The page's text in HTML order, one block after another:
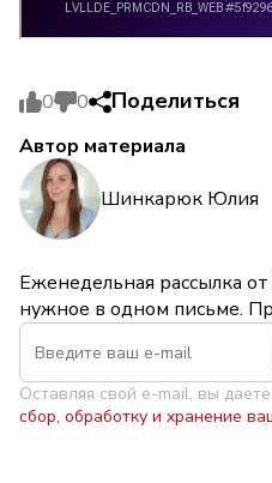
0 0 Поделиться
Автор материала
Шинкарюк Юлия
Еженедельная рассылка
нужное в одном письме.
Оставляя свой e-mail, вы
сбор, обработку и хранение